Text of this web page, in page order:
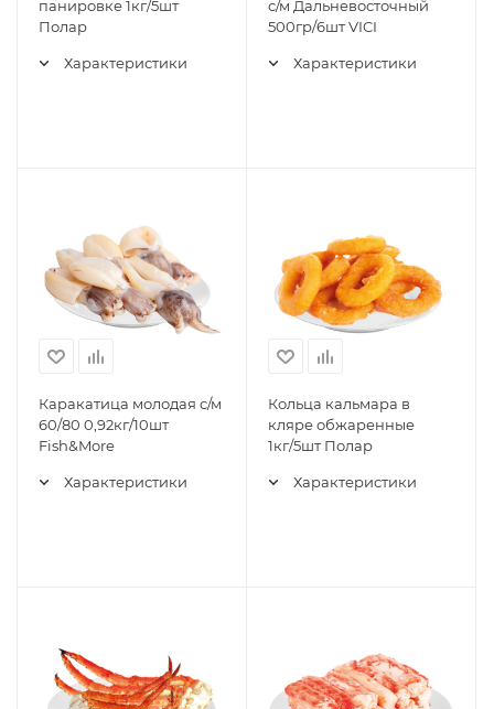
панировке 1кг/5шт
Полар
Характеристики
с/м Дальневосточный
500гр/6шт VICI
Характеристики
Каракатица молодая с/м
60/80 0,92кг/10шт
Fish&More
Характеристики
Кольца кальмара в
кляре обжаренные
1кг/5шт Полар
Характеристики